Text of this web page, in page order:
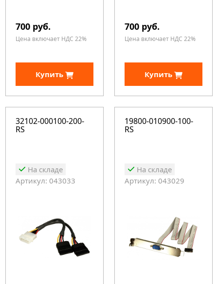
700 руб.
Цена включает НДС 22%
Купить
700 руб.
Цена включает НДС 22%
Купить
32102-000100-200-
RS
На складе
Артикул: 043033
19800-010900-100-
RS
На складе
Артикул: 043029